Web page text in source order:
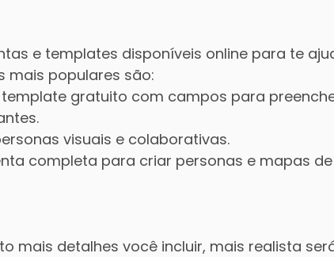
e templates disponíveis online para te
mais populares são:
gratuito com campos para
visuais e colaborativas.
completa para criar personas e mapas
mais detalhes você incluir, mais realista